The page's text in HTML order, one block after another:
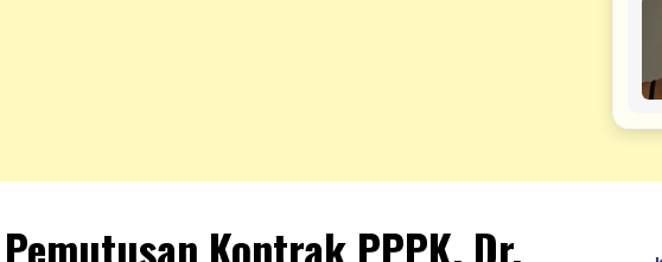
Kontrak PPPK, Dr.